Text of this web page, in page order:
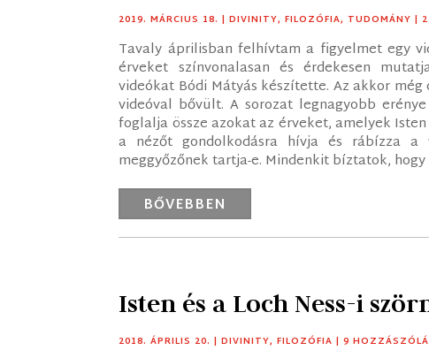
2019. MÁRCIUS 18. |DIVINITY,FILOZÓFIA, TUDOMÁNY |
Tavaly áprilisban felhívtam a figyelmet egy
érveket színvonalasan és érdekesen
videókat Bódi Mátyás készítette. Az akkor
videóval bővült. A sorozat legnagyobb
foglalja össze azokat az érveket, amelyek
a nézőt gondolkodásra hívja és rábízza
meggyőzőnek tartja-e. Mindenkit bíztatok, hogy
BŐVEBBEN
Isten és a Loch Ness-i
2018. ÁPRILIS 20. |DIVINITY,FILOZÓFIA | 9